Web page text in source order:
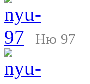
Ню 97